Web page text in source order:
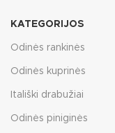
KATEGORIJOS
Odinės rankinės
Odinės kuprinės
Itališki drabužiai
Odinės piniginės